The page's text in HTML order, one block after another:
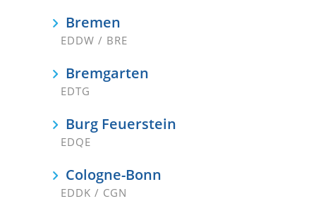
Bremen
EDDW / BRE
Bremgarten
EDTG
Burg Feuerstein
EDQE
Cologne-Bonn
EDDK / CGN